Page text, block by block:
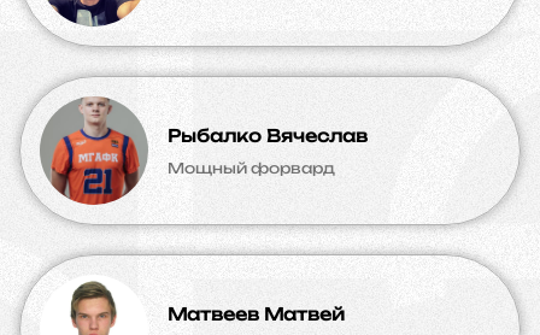
Рыбалко Вячеслав
Мощный форвард
Матвеев Матвей